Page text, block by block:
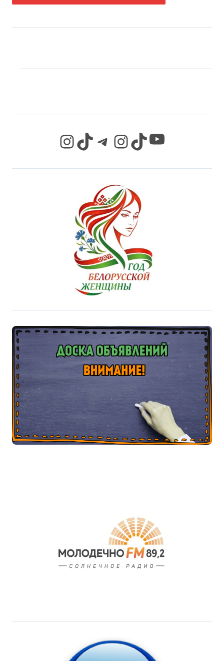
InstagramTikTok Telegram InstagramTikTok YouTube